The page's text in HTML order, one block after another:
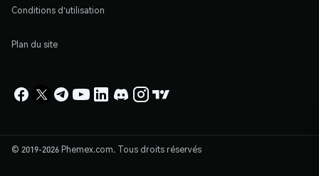
Conditions d'utilisation
Plan du site
© 2019-2026 Phemex.com. Tous droits réservés